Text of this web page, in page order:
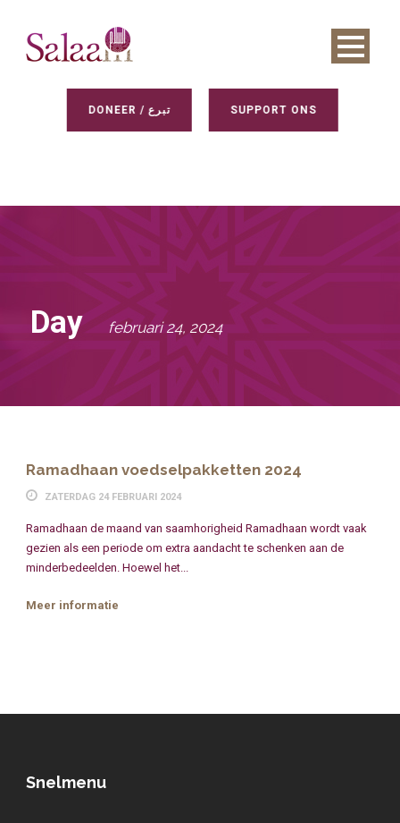
DONEER / تبرع SUPPORT ONS
Day februari 24, 2024
Ramadhaan voedselpakketten 2024
ZATERDAG 24 FEBRUARI 2024
Ramadhaan de maand van saamhorigheid Ramadhaan wordt vaak
gezien als een periode om extra aandacht te schenken aan de
minderbedeelden. Hoewel het...
Meer informatie
Snelmenu